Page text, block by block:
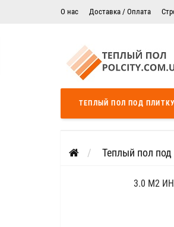
О нас Доставка / Оплата
Цены на монтаж теплого пола
Теплый пол в Днепропетровск
Теплый пол Одесса Теплый
ТЕПЛЫЙ ПОЛ ПОД ПЛИТКУ
Теплый пол
3.0 М2